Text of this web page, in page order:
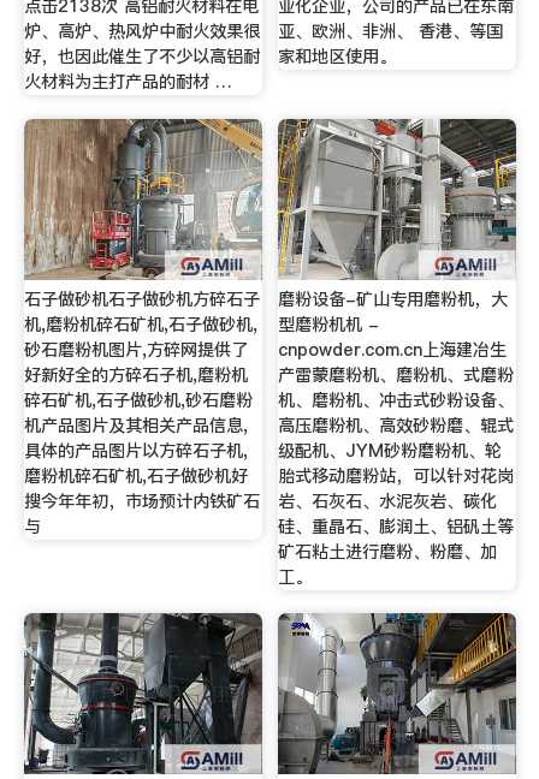
点击2138次 高铝耐火材料在电
炉、高炉、热风炉中耐火效果很
好，也因此催生了不少以高铝耐
火材料为主打产品的耐材 …
业化企业，公司的产品已在东南
亚、欧洲、非洲、 香港、等国
家和地区使用。
石子做砂机石子做砂机方碎石子
机,磨粉机碎石矿机,石子做砂机,
砂石磨粉机图片,方碎网提供了
好新好全的方碎石子机,磨粉机
碎石矿机,石子做砂机,砂石磨粉
机产品图片及其相关产品信息,
具体的产品图片以方碎石子机,
磨粉机碎石矿机,石子做砂机好
搜今年年初，市场预计内铁矿石
与
磨粉设备-矿山专用磨粉机，大
型磨粉机机 -
cnpowder.com.cn上海建冶生
产雷蒙磨粉机、磨粉机、式磨粉
机、磨粉机、冲击式砂粉设备、
高压磨粉机、高效砂粉磨、辊式
级配机、JYM砂粉磨粉机、轮
胎式移动磨粉站，可以针对花岗
岩、石灰石、水泥灰岩、碳化
硅、重晶石、膨润土、铝矾土等
矿石粘土进行磨粉、粉磨、加
工。